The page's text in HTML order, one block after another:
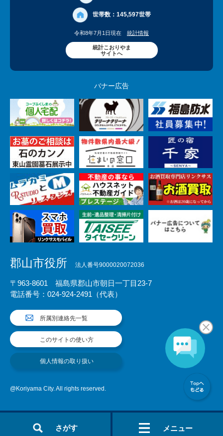
さがす メニュー
世帯数： 145,597世帯
令和8年7月1日現在 統計情報
統計こおりやま
サイトへ
バナー広告
郡山市役所 法人番号9000020072036
〒963-8601 福島県郡山市朝日一丁目23-7
電話番号：024-924-2491（代表）
所属別連絡先一覧
このサイトの使い方
個人情報の取り扱い
@Koriyama City. All rights reserved.